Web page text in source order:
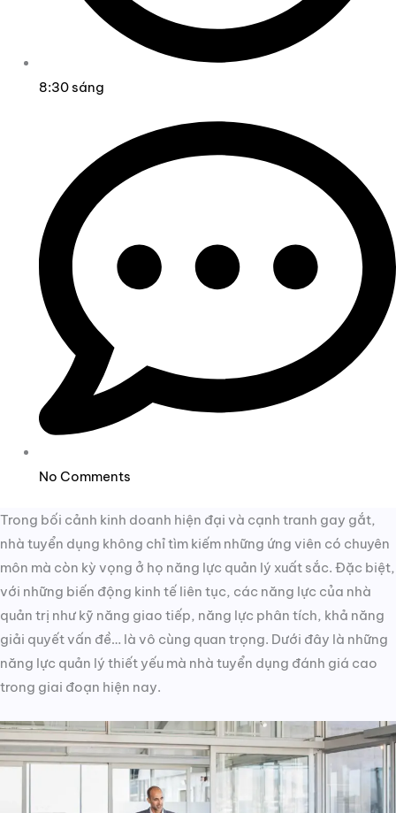
8:30 sáng
No Comments
Trong bối cảnh kinh doanh hiện đại và cạnh tranh gay gắt,
nhà tuyển dụng không chỉ tìm kiếm những ứng viên có chuyên
môn mà còn kỳ vọng ở họ năng lực quản lý xuất sắc. Đặc biệt,
với những biến động kinh tế liên tục, các năng lực của nhà
quản trị như kỹ năng giao tiếp, năng lực phân tích, khả năng
giải quyết vấn đề… là vô cùng quan trọng. Dưới đây là những
năng lực quản lý thiết yếu mà nhà tuyển dụng đánh giá cao
trong giai đoạn hiện nay.